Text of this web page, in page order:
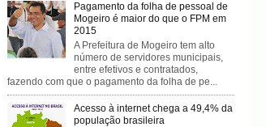
Pagamento da folha de pessoal de
Mogeiro é maior do que o FPM em
2015
A Prefeitura de Mogeiro tem alto
número de servidores municipais,
entre efetivos e contratados,
fazendo com que o pagamento da folha de pe...
Acesso à internet chega a 49,4% da
população brasileira